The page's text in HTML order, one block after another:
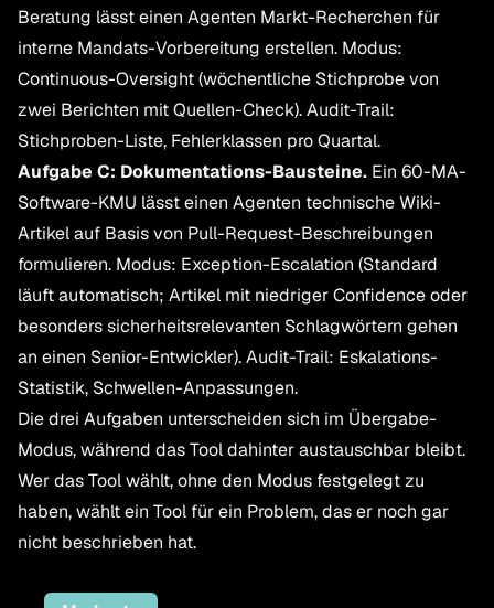
Beratung lässt einen Agenten Markt-Recherchen für
interne Mandats-Vorbereitung erstellen. Modus:
Continuous-Oversight (wöchentliche Stichprobe von
zwei Berichten mit Quellen-Check). Audit-Trail:
Stichproben-Liste, Fehlerklassen pro Quartal.
Aufgabe C: Dokumentations-Bausteine. Ein 60-MA-
Software-KMU lässt einen Agenten technische Wiki-
Artikel auf Basis von Pull-Request-Beschreibungen
formulieren. Modus: Exception-Escalation (Standard
läuft automatisch; Artikel mit niedriger Confidence oder
besonders sicherheitsrelevanten Schlagwörtern gehen
an einen Senior-Entwickler). Audit-Trail: Eskalations-
Statistik, Schwellen-Anpassungen.
Die drei Aufgaben unterscheiden sich im Übergabe-
Modus, während das Tool dahinter austauschbar bleibt.
Wer das Tool wählt, ohne den Modus festgelegt zu
haben, wählt ein Tool für ein Problem, das er noch gar
nicht beschrieben hat.